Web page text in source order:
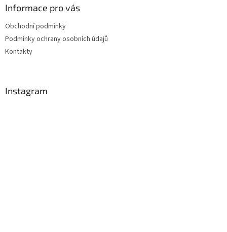
Informace pro vás
Obchodní podmínky
Podmínky ochrany osobních údajů
Kontakty
Instagram